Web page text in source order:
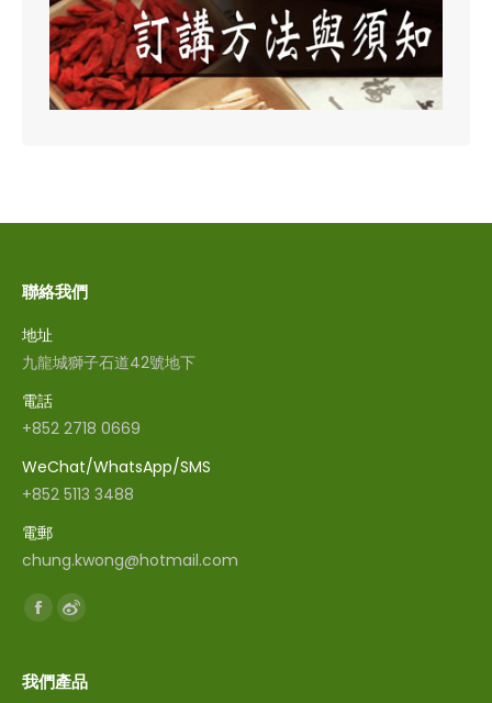
聯絡我們
地址
九龍城獅子石道42號地下
電話
+852 2718 0669
WeChat/WhatsApp/SMS
+852 5113 3488
電郵
chung.kwong@hotmail.com
Find us on:
Facebook
Weibo
我們產品